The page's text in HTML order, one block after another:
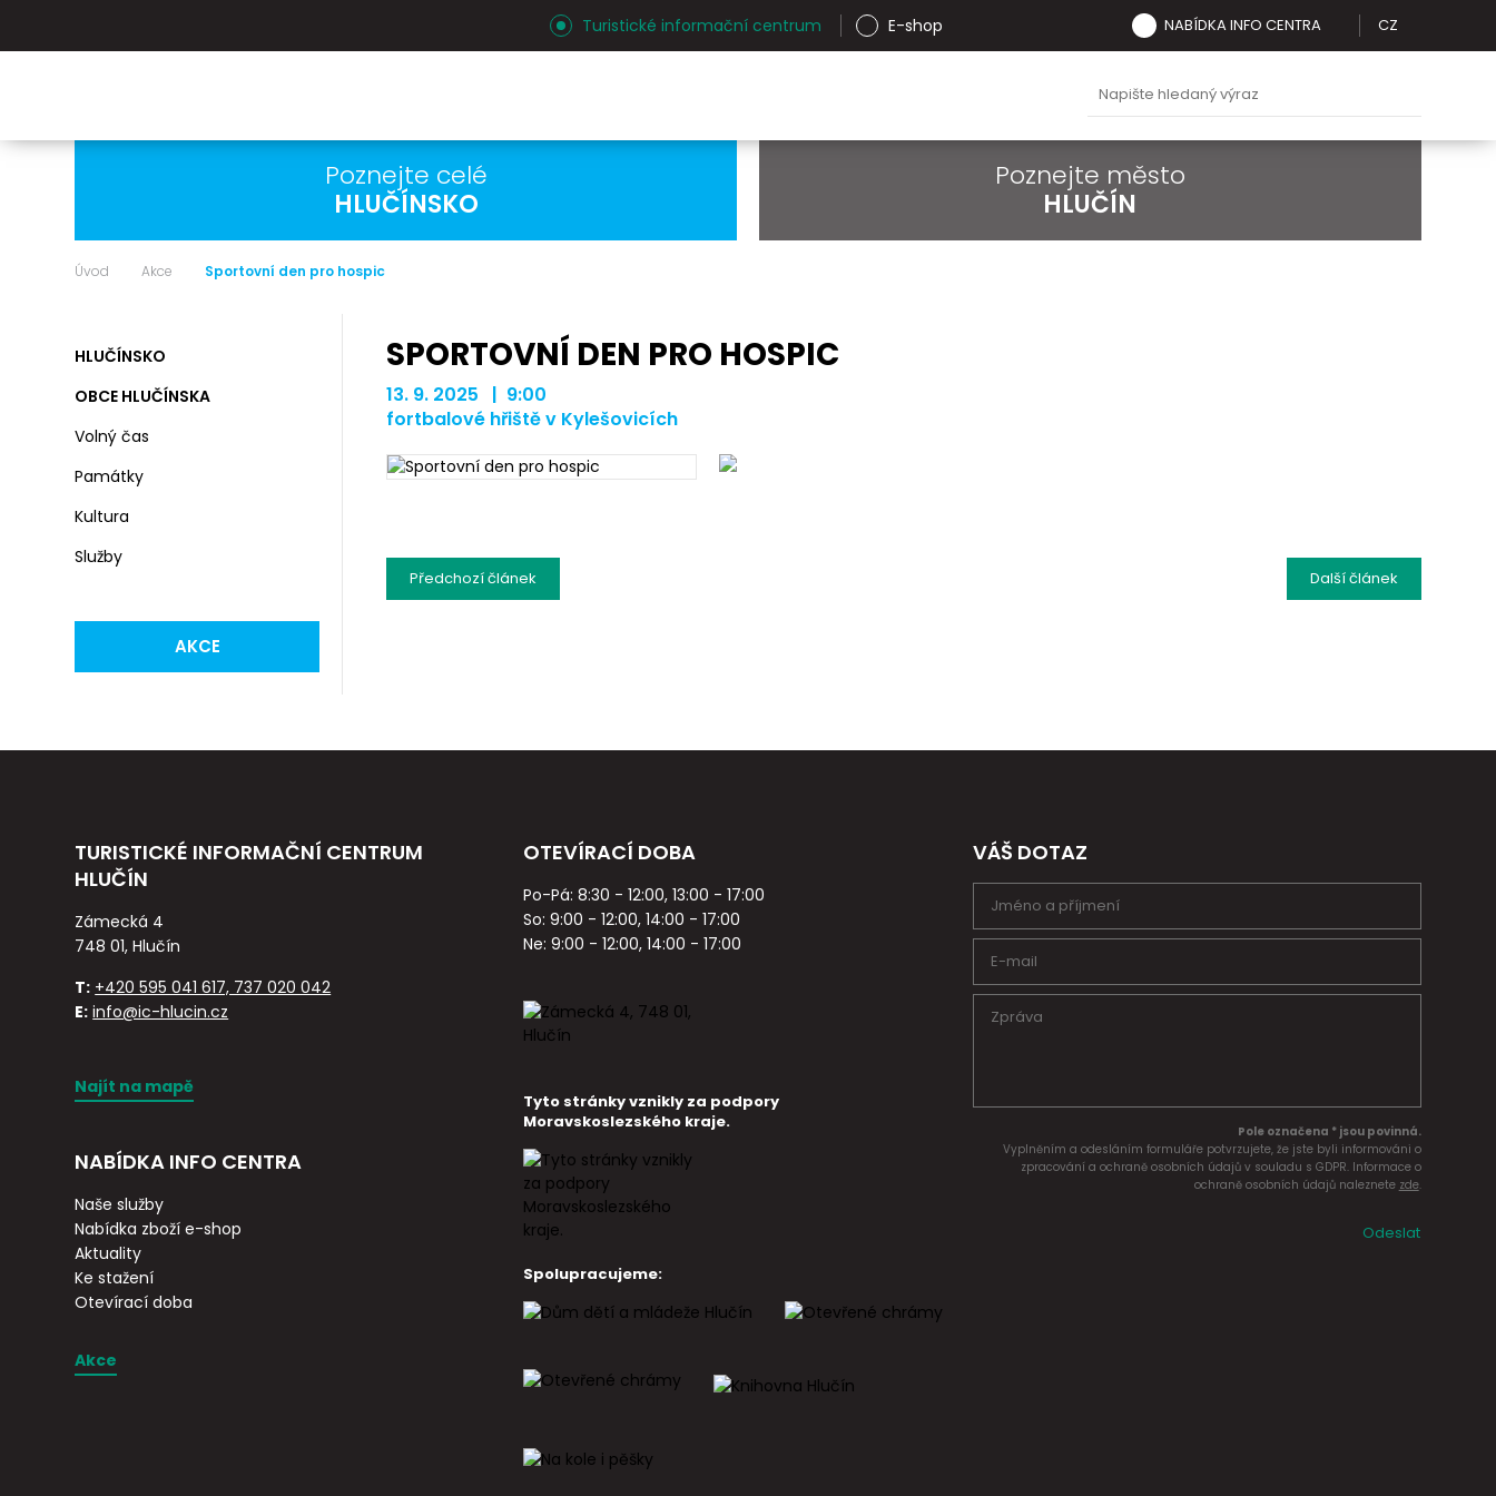
Turistické informační centrum E-shop NABÍDKA INFO CENTRA CZ
Poznejte celé
HLUČÍNSKO
Poznejte město
HLUČÍN
Úvod Akce Sportovní den pro hospic
HLUČÍNSKO
OBCE HLUČÍNSKA
Volný čas
Památky
Kultura
Služby
AKCE
SPORTOVNÍ DEN PRO HOSPIC
13. 9. 2025 | 9:00
fortbalové hřiště v Kylešovicích
Dalšíčlánek
Předchozíčlánek
TURISTICKÉ INFORMAČNÍ CENTRUM
HLUČÍN
Zámecká 4
748 01, Hlučín
T: +420 595 041 617, 737 020 042
E: info@ic-hlucin.cz
Najít na mapě
NABÍDKA INFO CENTRA
Naše služby
Nabídka zboží e-shop
Aktuality
Ke stažení
Otevírací doba
Akce
OTEVÍRACÍ DOBA
Po-Pá: 8:30 - 12:00, 13:00 - 17:00
So: 9:00 - 12:00, 14:00 - 17:00
Ne: 9:00 - 12:00, 14:00 - 17:00
Tyto stránky vznikly za podpory
Moravskoslezského kraje.
Spolupracujeme:
VÁŠ DOTAZ
Pole označena * jsou povinná.
Vyplněním a odesláním formuláře potvrzujete, že jste byli informováni o
zpracování a ochraně osobních údajů v souladu s GDPR. Informace o
ochraně osobních údajů naleznete zde.
Odeslat